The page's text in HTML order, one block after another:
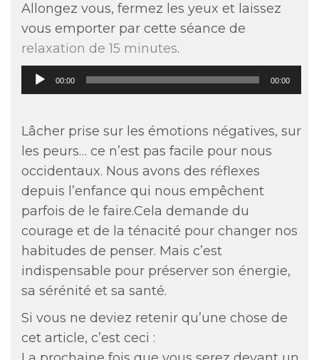
Allongez vous, fermez les yeux et laissez
vous emporter par cette séance de
relaxation de 15 minutes.
Lecteur
audio
00:00 00:00
Lâcher prise sur les émotions négatives, sur
les peurs… ce n’est pas facile pour nous
occidentaux. Nous avons des réflexes
depuis l’enfance qui nous empêchent
parfois de le faire.Cela demande du
courage et de la ténacité pour changer nos
habitudes de penser. Mais c’est
indispensable pour préserver son énergie,
sa sérénité et sa santé.
Si vous ne deviez retenir qu’une chose de
cet article, c’est ceci :